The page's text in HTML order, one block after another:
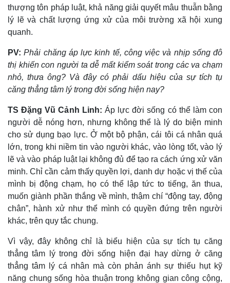
Thế giới
Quan sát
Cuộc sống đó đây
Hồ sơ
Video
Ảnh
E-Magazine
Infographic
thượng tôn pháp luật, khả năng giải quyết mâu thuẫn bằng
lý lẽ và chất lượng ứng xử của môi trường xã hội xung
quanh.
PV: Phải chăng áp lực kinh tế, công việc và nhịp sống đô
thị khiến con người ta dễ mất kiểm soát trong các va chạm
nhỏ, thưa ông? Và đây có phải dấu hiệu của sự tích tụ
căng thẳng tâm lý trong đời sống hiện nay?
TS Đặng Vũ Cảnh Linh: Áp lực đời sống có thể làm con
người dễ nóng hơn, nhưng không thể là lý do biện minh
cho sử dụng bạo lực. Ở một bộ phận, cái tôi cá nhân quá
lớn, trong khi niềm tin vào người khác, vào lòng tốt, vào lý
lẽ và vào pháp luật lại không đủ để tạo ra cách ứng xử văn
minh. Chỉ cần cảm thấy quyền lợi, danh dự hoặc vị thế của
mình bị động chạm, họ có thể lập tức to tiếng, ăn thua,
muốn giành phần thắng về mình, thậm chí “động tay, động
chân”, hành xử như thể mình có quyền đứng trên người
khác, trên quy tắc chung.
Vì vậy, đây không chỉ là biểu hiện của sự tích tụ căng
thẳng tâm lý trong đời sống hiện đại hay dừng ở căng
thẳng tâm lý cá nhân mà còn phản ánh sự thiếu hụt kỹ
năng chung sống hòa thuận trong không gian công cộng,